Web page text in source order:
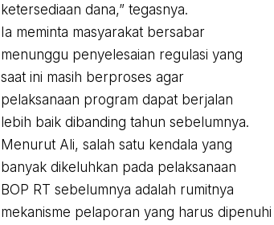
ketersediaan dana,” tegasnya.
Ia meminta masyarakat bersabar
menunggu penyelesaian regulasi yang
saat ini masih berproses agar
pelaksanaan program dapat berjalan
lebih baik dibanding tahun sebelumnya.
Menurut Ali, salah satu kendala yang
banyak dikeluhkan pada pelaksanaan
BOP RT sebelumnya adalah rumitnya
mekanisme pelaporan yang harus